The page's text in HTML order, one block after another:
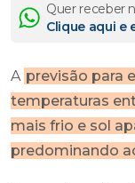
Quer receber
Clique aqui e
A previsão para
temperaturas
mais frio e sol
predominando